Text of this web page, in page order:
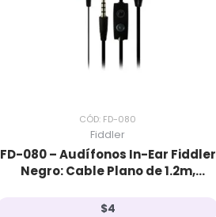
CÓD: FD-080
Fiddler
FD-080 – Audífonos In-Ear Fiddler
Negro: Cable Plano de 1.2m,
116dB
$4